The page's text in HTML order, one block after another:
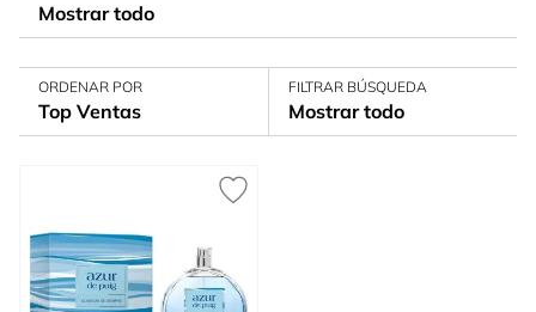
Mostrar todo
ORDENAR POR
Top Ventas
FILTRAR BÚSQUEDA
Mostrar todo